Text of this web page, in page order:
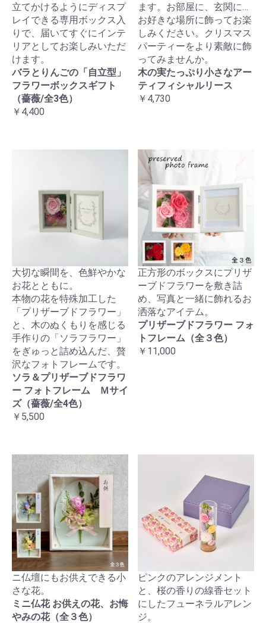
立てかけるようにディスプ
レイできる専用ボックス入
りで、届いてすぐにインテ
リアとしてお楽しみいただ
けます。
バラとりんごの「自立型」
フラワーボックスギフト
（薔薇/全3色）
￥4,400
ます。お部屋に、玄関に…
お好きな場所に飾ってお楽
しみください。クリスマス
パーティーをより素敵に飾
ってみませんか。
木の実たっぷり小さなアー
ティフィシャルリース
￥4,730
大切な瞬間を、色鮮やかな
お花とともに。
本物の花を特殊加工した
「プリザーブドフラワー」
と、木のぬくもりを感じる
手作りの「ソラフラワー」
をぎゅっと詰め込んだ、贅
沢なフォトフレームです。
ソラ＆プリザーブドフラワ
ー フォトフレーム Ｍサイ
ズ（薔薇/全4色）
￥5,500
正方形のボックスにプリザ
ーブドフラワーを敷き詰
め、写真と一緒に飾れるお
洒落なアイテム。
プリザーブドフラワー フォ
トフレーム（全３色）
￥11,000
ニ仏壇にもお供えできる小
さな花。
ミニ仏花 お供えの花、お悔
やみの花（全３色）
ピンクのアレンジメント
と、桜の香りの線香セット
にしたフューネラルアレン
ジ。